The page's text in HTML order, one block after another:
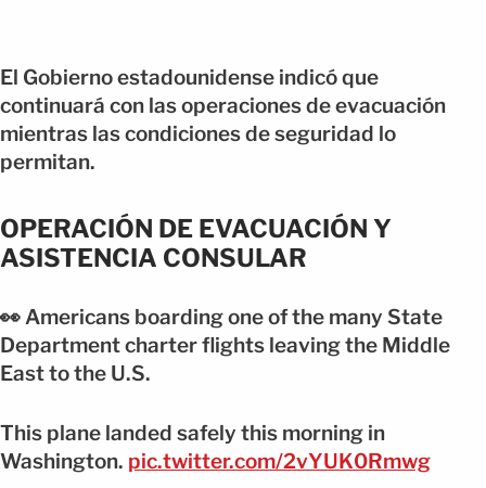
El Gobierno estadounidense indicó que
continuará con las operaciones de evacuación
mientras las condiciones de seguridad lo
permitan.
OPERACIÓN DE EVACUACIÓN Y
ASISTENCIA CONSULAR
👀 Americans boarding one of the many State
Department charter flights leaving the Middle
East to the U.S.
This plane landed safely this morning in
Washington. pic.twitter.com/2vYUK0Rmwg